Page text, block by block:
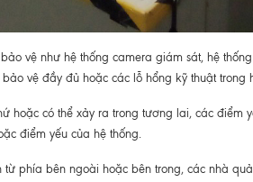
vệ như hệ thống camera giám sát, hệ
vệ đầy đủ hoặc các lỗ hổng kỹ thuật trong
hoặc có thể xảy ra trong tương lai, các điểm
điểm yếu của hệ thống.
phía bên ngoài hoặc bên trong, các nhà